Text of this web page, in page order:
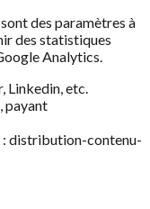
des paramètres à
des statistiques
Analytics.
Linkedin, etc.
payant
: distribution-contenu-